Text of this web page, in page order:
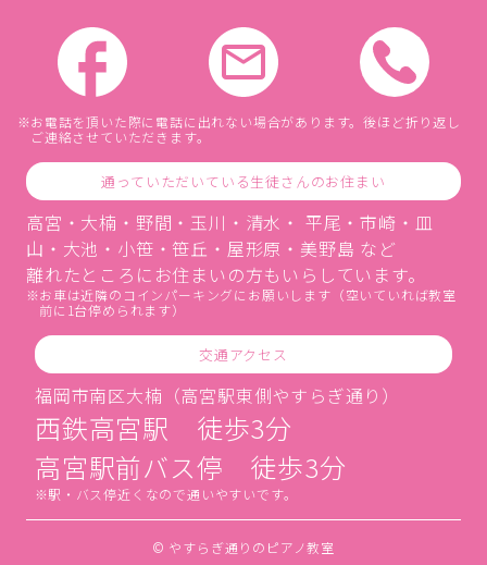
お電話を頂いた際に電話に出れない場合があります。後ほど折り返し
ご連絡させていただきます。
通っていただいている生徒さんのお住まい
高宮・大楠・野間・玉川・清水・ 平尾・市崎・皿
山・大池・小笹・笹丘・屋形原・美野島 など
離れたところにお住まいの方もいらしています。
お車は近隣のコインパーキングにお願いします（空いていれば教室
前に1台停められます）
交通アクセス
福岡市南区大楠（高宮駅東側やすらぎ通り）
西鉄高宮駅 徒歩3分
高宮駅前バス停 徒歩3分
駅・バス停近くなので通いやすいです。
© やすらぎ通りのピアノ教室